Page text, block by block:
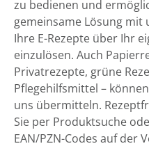
zu bedienen und
gemeinsame Lösung mit
Ihre E-Rezepte über Ihr
einzulösen. Auch
Privatrezepte, grüne
Pflegehilfsmittel –
uns übermitteln.
Sie per Produktsuche
EAN/PZN-Codes auf der